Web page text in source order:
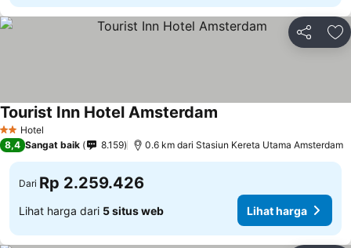
Bagikan
2 Bintang
Hotel
Tourist Inn Hotel Amsterdam
8,4 Sangat baik 8.159 0.6 km dari Stasiun Kereta Utama Amsterdam
Dari Rp 2.259.426
Lihat harga dari 5 situs web Lihat harga